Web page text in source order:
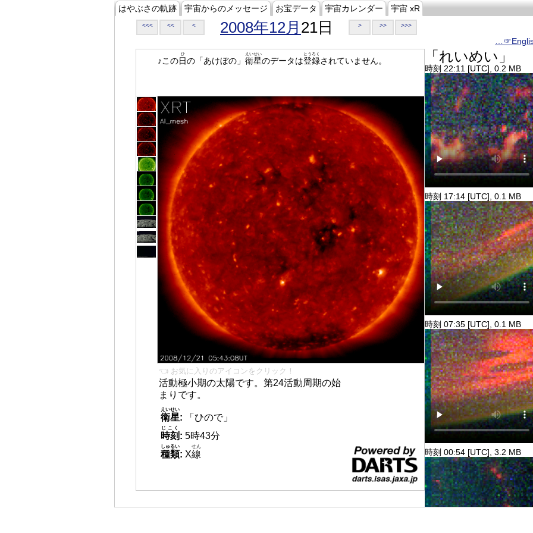
はやぶさの軌跡 宇宙からのメッセージ お宝データ 宇宙カレンダー 宇宙 xR
<<< << < 2008年12月 21日 > >> >>>
♪この日
ひ
の「あけぼの」 衛星
えいせい
のデータは登録
とうろく
されていません。
👈 お気に入りのアイコンをクリック！
活動極小期の太陽です。第24活動周期の始
まりです。
衛星
えいせい
:
「ひので」
時刻
じこく
: 5時43分
種類
しゅるい
: X線
せん
「れいめい」
時刻 22:11 [UTC], 0.2 MB
時刻 17:14 [UTC], 0.1 MB
時刻 07:35 [UTC], 0.1 MB
時刻 00:54 [UTC], 3.2 MB